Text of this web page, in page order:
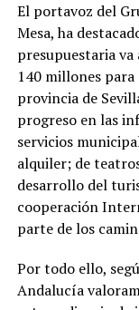
El portavoz del
Mesa, ha
presupuestaria
140 millones
provincia de
progreso en las
servicios
alquiler; de
desarrollo del
cooperación
parte de los
Por todo ello,
Andalucía